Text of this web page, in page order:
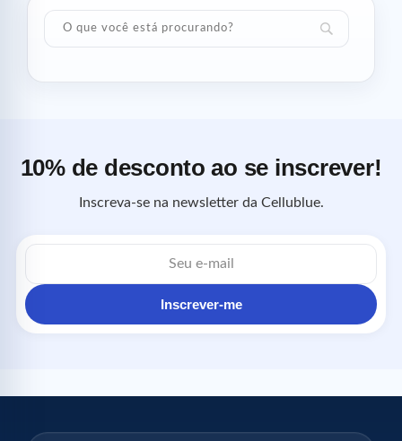
10% de desconto ao se inscrever!
Inscreva-se na newsletter da Cellublue.
Endereço
de
Inscrever-me